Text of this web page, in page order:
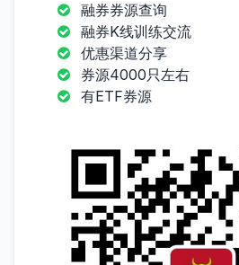
融券券源查询
融券K线训练交流
优惠渠道分享
券源4000只左右
有ETF券源